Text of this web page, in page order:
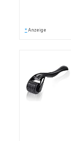
* Anzeige